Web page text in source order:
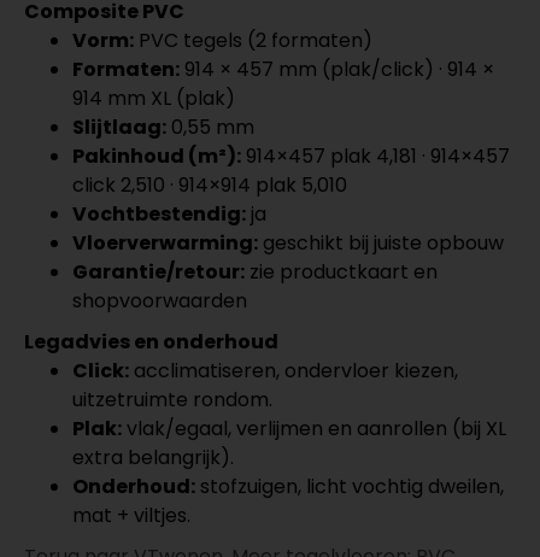
Composite PVC
Vorm: PVC tegels (2 formaten)
Formaten: 914 × 457 mm (plak/click) · 914 ×
914 mm XL (plak)
Slijtlaag: 0,55 mm
Pakinhoud (m²): 914×457 plak 4,181 · 914×457
click 2,510 · 914×914 plak 5,010
Vochtbestendig: ja
Vloerverwarming: geschikt bij juiste opbouw
Garantie/retour: zie productkaart en
shopvoorwaarden
Legadvies en onderhoud
Click: acclimatiseren, ondervloer kiezen,
uitzetruimte rondom.
Plak:vlak/egaal, verlijmen en aanrollen (bij XL
extra belangrijk).
Onderhoud: stofzuigen, licht vochtig dweilen,
mat + viltjes.